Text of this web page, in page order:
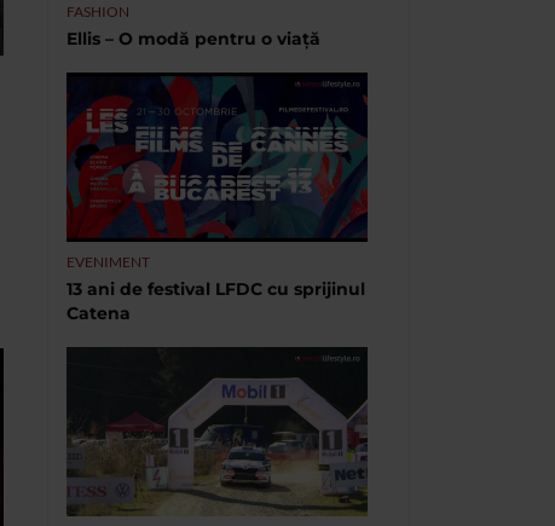
FASHION
Ellis – O modă pentru o viață
EVENIMENT
13 ani de festival LFDC cu sprijinul
Catena